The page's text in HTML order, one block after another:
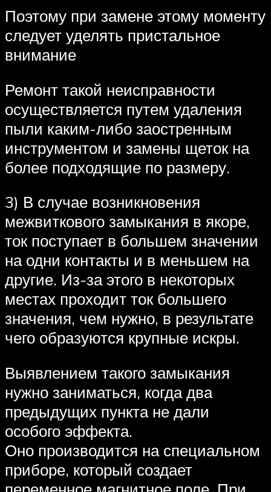
Поэтому при замене этому моменту
следует уделять пристальное
внимание
Ремонт такой неисправности
осуществляется путем удаления
пыли каким-либо заостренным
инструментом и замены щеток на
более подходящие по размеру.
3) В случае возникновения
межвиткового замыкания в якоре,
ток поступает в большем значении
на одни контакты и в меньшем на
другие. Из-за этого в некоторых
местах проходит ток большего
значения, чем нужно, в результате
чего образуются крупные искры.
Выявлением такого замыкания
нужно заниматься, когда два
предыдущих пункта не дали
особого эффекта.
Оно производится на специальном
приборе, который создает